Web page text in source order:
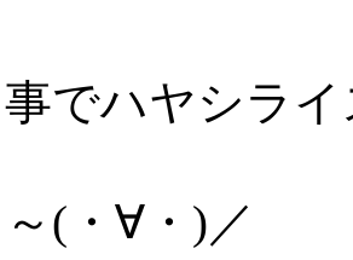
でハヤシラ
(・∀・)／